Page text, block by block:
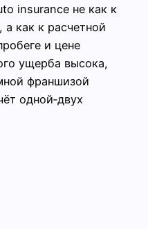
insurance не как к
а как к расчетной
и цене
ущерба высока,
франшизой
одной‑двух